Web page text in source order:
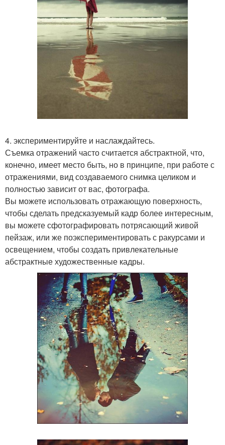
4. экспериментируйте и наслаждайтесь.
Съемка отражений часто считается абстрактной, что,
конечно, имеет место быть, но в принципе, при работе с
отражениями, вид создаваемого снимка целиком и
полностью зависит от вас, фотографа.
Вы можете использовать отражающую поверхность,
чтобы сделать предсказуемый кадр более интересным,
вы можете сфотографировать потрясающий живой
пейзаж, или же поэкспериментировать с ракурсами и
освещением, чтобы создать привлекательные
абстрактные художественные кадры.